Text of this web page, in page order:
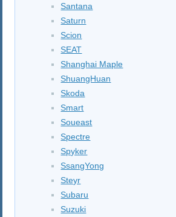
Santana
Saturn
Scion
SEAT
Shanghai Maple
ShuangHuan
Skoda
Smart
Soueast
Spectre
Spyker
SsangYong
Steyr
Subaru
Suzuki